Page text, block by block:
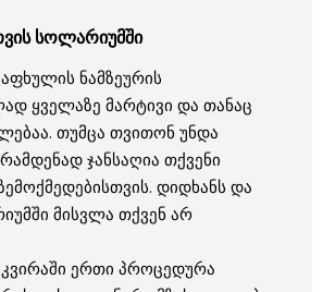
სოლარიუმში
ნამზეურის
ყველაზე მარტივი და თანაც
თუმცა თვითონ უნდა
ჯანსაღია თქვენი
დიდხანს და
მისვლა თქვენ არ
ერთი პროცედურა